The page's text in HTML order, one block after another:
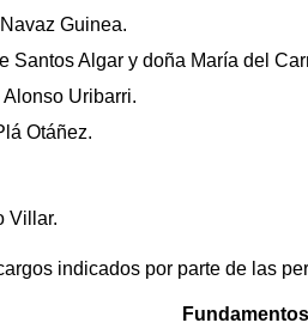
Guinea.
Santos Algar y doña María del
Uribarri.
Otáñez.
Villar.
indicados por parte de las